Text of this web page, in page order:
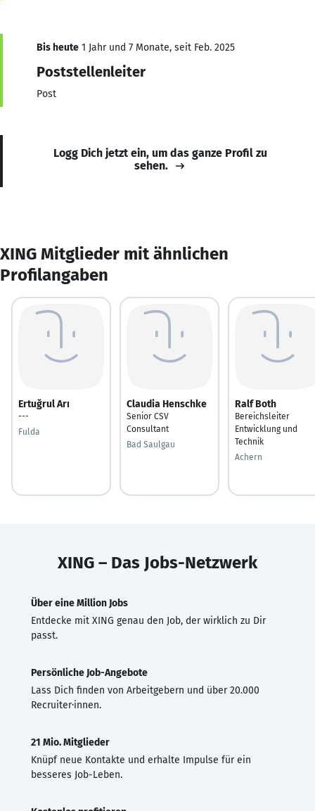
Bis heute 1 Jahr und 7 Monate, seit Feb. 2025
Poststellenleiter
Post
Logg Dich jetzt ein, um das ganze Profil zu
sehen.
XING Mitglieder mit ähnlichen
Profilangaben
Ertuğrul Arı
---
Fulda
Claudia Henschke
Senior CSV
Consultant
Bad Saulgau
Ralf Both
Bereichsleiter
Entwicklung und
Technik
Achern
XING – Das Jobs-Netzwerk
Über eine Million Jobs
Entdecke mit XING genau den Job, der wirklich zu Dir
passt.
Persönliche Job-Angebote
Lass Dich finden von Arbeitgebern und über 20.000
Recruiter·innen.
21 Mio. Mitglieder
Knüpf neue Kontakte und erhalte Impulse für ein
besseres Job-Leben.